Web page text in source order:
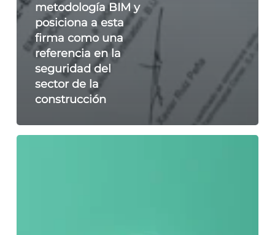
metodología BIM y
posiciona a esta
firma como una
referencia en la
seguridad del
sector de la
construcción